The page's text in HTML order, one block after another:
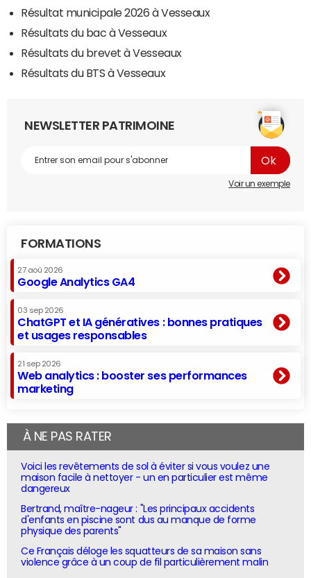
Résultat municipale 2026 à Vesseaux
Résultats du bac à Vesseaux
Résultats du brevet à Vesseaux
Résultats du BTS à Vesseaux
NEWSLETTER PATRIMOINE
Voir un exemple
FORMATIONS
27 aoû 2026
Google Analytics GA4
03 sep 2026
ChatGPT et IA génératives : bonnes pratiques
et usages responsables
21 sep 2026
Web analytics : booster ses performances
marketing
À NE PAS RATER
Voici les revêtements de sol à éviter si vous voulez une
maison facile à nettoyer - un en particulier est même
dangereux
Bertrand, maître-nageur : "Les principaux accidents
d'enfants en piscine sont dus au manque de forme
physique des parents"
Ce Français déloge les squatteurs de sa maison sans
violence grâce à un coup de fil particulièrement malin